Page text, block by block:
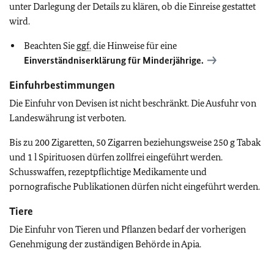
unter Darlegung der Details zu klären, ob die Einreise gestattet
wird.
Beachten Sie ggf.die Hinweise für eine
Einverständniserklärung für Minderjährige.
Einfuhrbestimmungen
Die Einfuhr von Devisen ist nicht beschränkt. Die Ausfuhr von
Landeswährung ist verboten.
Bis zu 200 Zigaretten, 50 Zigarren beziehungsweise 250 g Tabak
und 1 l Spirituosen dürfen zollfrei eingeführt werden.
Schusswaffen, rezeptpflichtige Medikamente und
pornografische Publikationen dürfen nicht eingeführt werden.
Tiere
Die Einfuhr von Tieren und Pflanzen bedarf der vorherigen
Genehmigung der zuständigen Behörde in Apia.